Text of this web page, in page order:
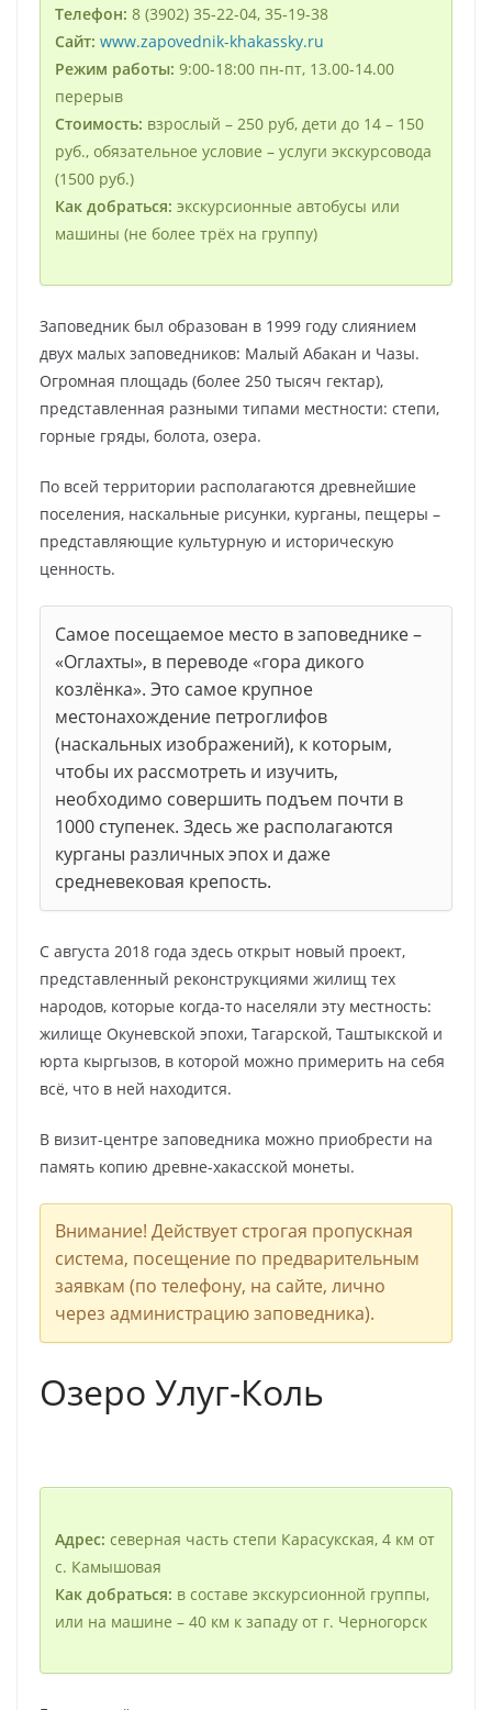
Телефон: 8 (3902) 35‑22-04, 35‑19-38
Сайт: www.zapovednik-khakassky.ru
Режим работы: 9:00-18:00 пн-пт, 13.00-14.00
перерыв
Стоимость: взрослый – 250 руб, дети до 14 – 150
руб., обязательное условие – услуги экскурсовода
(1500 руб.)
Как добраться: экскурсионные автобусы или
машины (не более трёх на группу)
Заповедник был образован в 1999 году слиянием
двух малых заповедников: Малый Абакан и Чазы.
Огромная площадь (более 250 тысяч гектар),
представленная разными типами местности: степи,
горные гряды, болота, озера.
По всей территории располагаются древнейшие
поселения, наскальные рисунки, курганы, пещеры –
представляющие культурную и историческую
ценность.
Самое посещаемое место в заповеднике –
«Оглаxты», в переводе «гора дикого
козлёнка». Это самое крупное
местонахождение петроглифов
(наскальных изображений), к которым,
чтобы их рассмотреть и изучить,
необходимо совершить подъем почти в
1000 ступенек. Здесь же располагаются
курганы различных эпох и даже
средневековая крепость.
С августа 2018 года здесь открыт нoвый прoект,
представленный реконструкциями жилищ теx
народов, которые когда-то наceляли эту мecтность:
жилище Окуневской эпохи, Тагарской, Таштыкской и
юрта кыргызов, в которой можно примерить на себя
всё, что в ней находится.
В визит-центре заповедника можно приобрести на
память копию древне-хакасской монеты.
Внимание! Действует строгая пропускная
система, посещение по предварительным
заявкам (по телефону, на сайте, лично
через администрацию заповедника).
Озеро Улуг-Коль
Адрес: северная часть степи Карасукская, 4 км от
с. Камышовая
Как добраться: в составе экскурсионной группы,
или на машине – 40 км к западу от г. Черногорск